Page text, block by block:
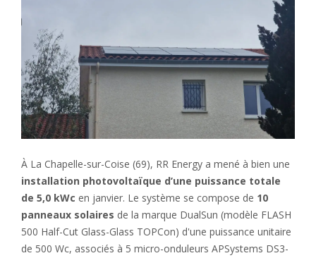
À La Chapelle-sur-Coise (69), RR Energy a mené à bien une
installation photovoltaïque d’une puissance totale
de 5,0 kWc en janvier. Le système se compose de 10
panneaux solaires de la marque DualSun (modèle FLASH
500 Half-Cut Glass-Glass TOPCon) d'une puissance unitaire
de 500 Wc, associés à 5 micro-onduleurs APSystems DS3-